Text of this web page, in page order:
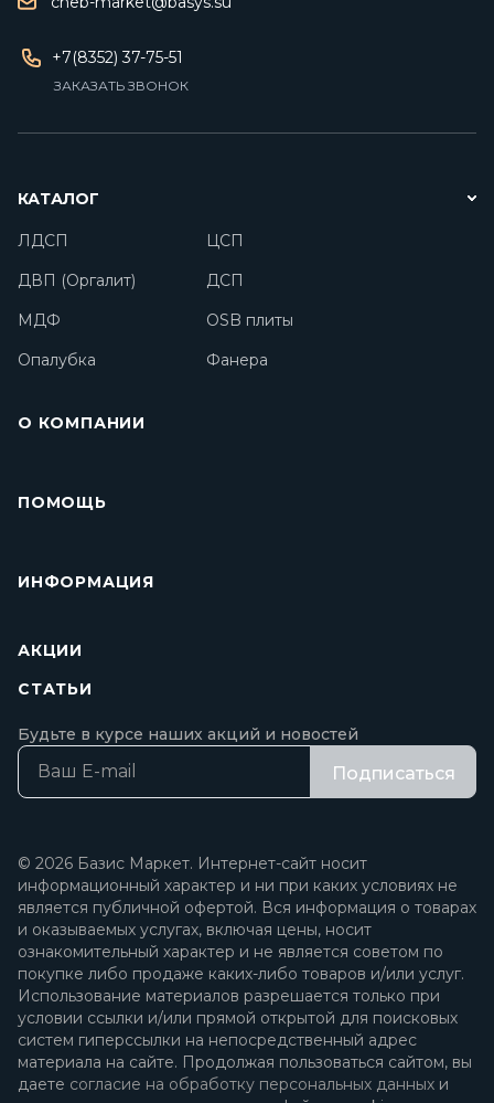
+7(8352) 37-75-51
ЗАКАЗАТЬ ЗВОНОК
КАТАЛОГ
ЛДСП
ЦСП
ДВП (Оргалит)
ДСП
МДФ
OSB плиты
Опалубка
Фанера
О КОМПАНИИ
ПОМОЩЬ
ИНФОРМАЦИЯ
АКЦИИ
СТАТЬИ
Будьте в курсе наших акций и новостей
Подписаться
© 2026 Базис Маркет. Интернет-сайт носит
информационный характер и ни при каких условиях не
является публичной офертой. Вся информация о товарах
и оказываемых услугах, включая цены, носит
ознакомительный характер и не является советом по
покупке либо продаже каких-либо товаров и/или услуг.
Использование материалов разрешается только при
условии ссылки и/или прямой открытой для поисковых
систем гиперссылки на непосредственный адрес
материала на сайте. Продолжая пользоваться сайтом, вы
даете согласие на обработку персональных данных и